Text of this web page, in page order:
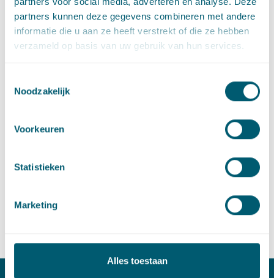
partners kunnen deze gegevens combineren met andere
informatie die u aan ze heeft verstrekt of die ze hebben
verzameld op basis van uw gebruik van hun services.
Noodzakelijk
Voorkeuren
Statistieken
Marketing
Alles toestaan
Aansprakelijkheid, schade en verzekering
Sector